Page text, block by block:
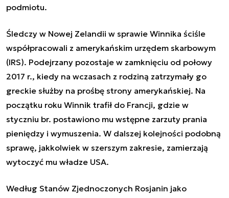
podmiotu.
Śledczy w Nowej Zelandii w sprawie Winnika ściśle
współpracowali z amerykańskim urzędem skarbowym
(IRS). Podejrzany pozostaje w zamknięciu od połowy
2017 r., kiedy na wczasach z rodziną zatrzymały go
greckie służby na prośbę strony amerykańskiej. Na
początku roku Winnik trafił do Francji, gdzie w
styczniu br. postawiono mu wstępne zarzuty prania
pieniędzy i wymuszenia. W dalszej kolejności podobną
sprawę, jakkolwiek w szerszym zakresie, zamierzają
wytoczyć mu władze USA.
Według Stanów Zjednoczonych Rosjanin jako